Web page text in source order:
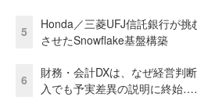
5
Honda／三菱UFJ信託銀行が挑
させたSnowflake基盤構築
6
財務・会計DXは、なぜ経営判
入でも予実差異の説明に終始